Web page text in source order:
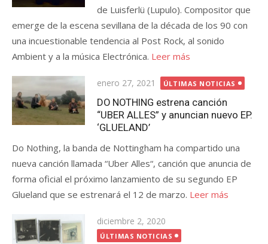
de Luisferlü (Lupulo). Compositor que
emerge de la escena sevillana de la década de los 90 con
una incuestionable tendencia al Post Rock, al sonido
Ambient y a la música Electrónica. Leer más
Publicada
el
enero 27, 2021 ÚLTIMAS NOTICIAS
DO NOTHING estrena canción
“UBER ALLES” y anuncian nuevo EP.
‘GLUELAND’
Do Nothing, la banda de Nottingham ha compartido una
nueva canción llamada “Uber Alles“, canción que anuncia de
forma oficial el próximo lanzamiento de su segundo EP
Glueland que se estrenará el 12 de marzo. Leer más
Publicada
el
diciembre 2, 2020
ÚLTIMAS NOTICIAS